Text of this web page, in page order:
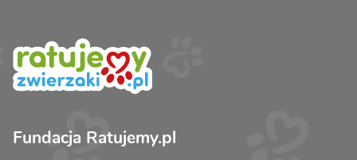
Fundacja Ratujemy.pl